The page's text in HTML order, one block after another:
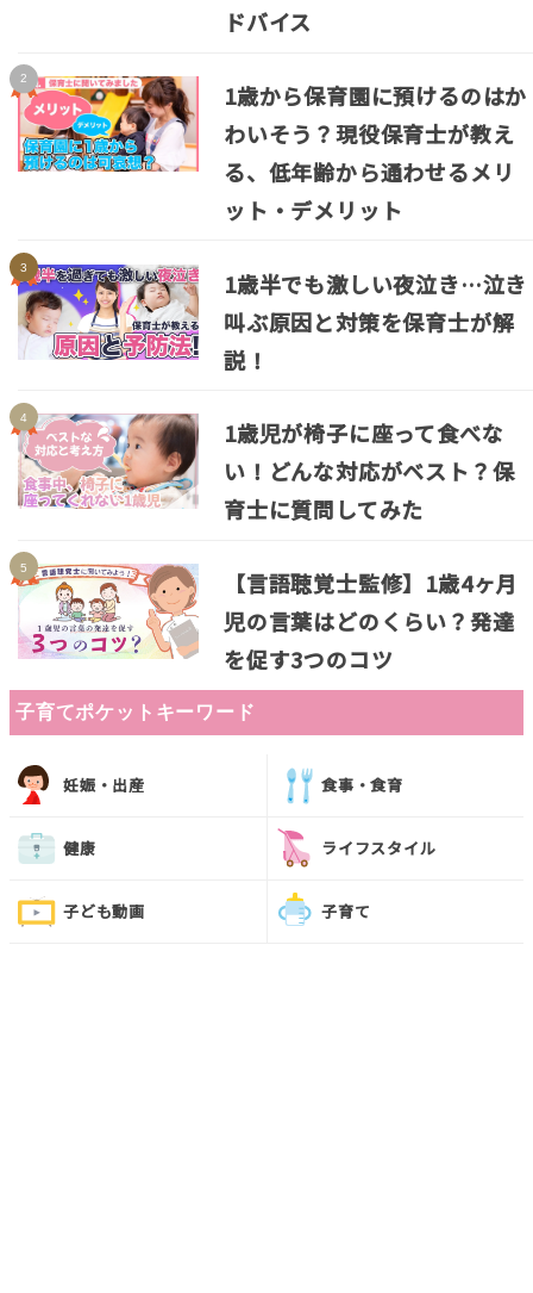
ドバイス
1歳から保育園に預けるのはか
わいそう？現役保育士が教え
る、低年齢から通わせるメリ
ット・デメリット
1歳半でも激しい夜泣き…泣き
叫ぶ原因と対策を保育士が解
説！
1歳児が椅子に座って食べな
い！どんな対応がベスト？保
育士に質問してみた
【言語聴覚士監修】1歳4ヶ月
児の言葉はどのくらい？発達
を促す3つのコツ
子育てポケットキーワード
妊娠・出産 食事・食育
健康 ライフスタイル
子ども動画 子育て